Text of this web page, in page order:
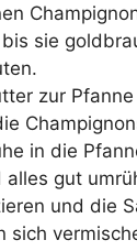
sie
zur
in die
alles gut
und die
sich